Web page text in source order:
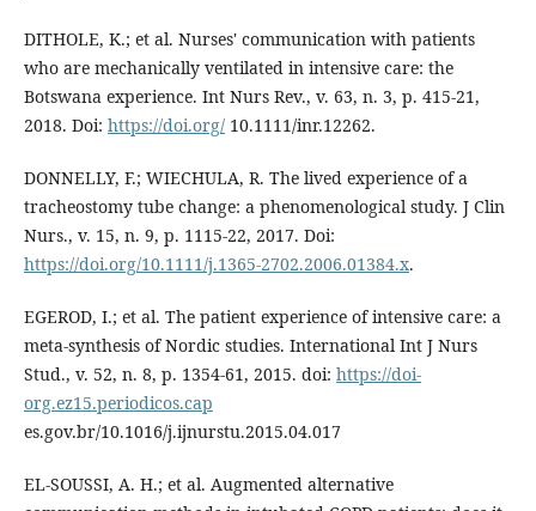
DITHOLE, K.; et al. Nurses' communication with patients
who are mechanically ventilated in intensive care: the
Botswana experience. Int Nurs Rev., v. 63, n. 3, p. 415-21,
2018. Doi: https://doi.org/10.1111/inr.12262.
DONNELLY, F.; WIECHULA, R. The lived experience of a
tracheostomy tube change: a phenomenological study. J Clin
Nurs., v. 15, n. 9, p. 1115-22, 2017. Doi:
https://doi.org/10.1111/j.1365-2702.2006.01384.x.
EGEROD, I.; et al. The patient experience of intensive care: a
meta-synthesis of Nordic studies. International Int J Nurs
Stud., v. 52, n. 8, p. 1354-61, 2015. doi: https://doi-
org.ez15.periodicos.cap
es.gov.br/10.1016/j.ijnurstu.2015.04.017
EL-SOUSSI, A. H.; et al. Augmented alternative